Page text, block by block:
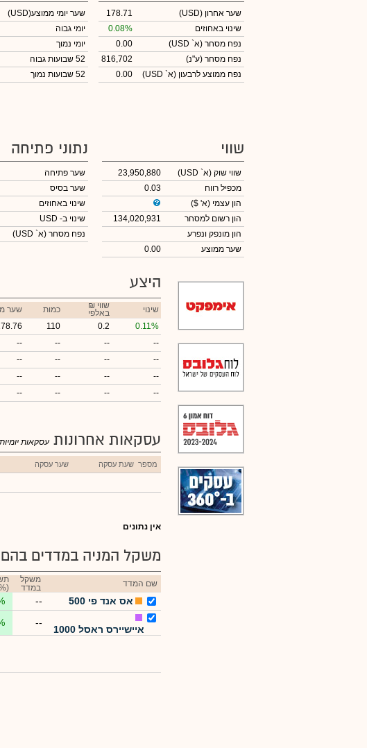
שער אחרון (USD)
178.71
שינוי באחוזים
0.08%
נפח מסחר (א` USD)
0.00
נפח מסחר (ע"נ)
816,702
נפח ממוצע לרבעון (א` USD)
0.00
שער יומי ממוצע(USD)
יומי גבוה
יומי נמוך
52 שבועות גבוה
52 שבועות נמוך
שווי
שווי שוק (א` USD)
23,950,880
מכפיל רווח
0.03
הון עצמי (א' $)
הון רשום למסחר
134,020,931
הון מונפק ונפרע
שער ממוצע
0.00
נתוני פתיחה
שער פתיחה
שער בסיס
שינוי באחוזים
שינוי ב- USD
נפח מסחר (א` USD)
היצע
שינוי ₪ שווי
באלפי כמות
שער
0.11%
0.2
110
--
--
--
--
--
--
--
--
--
--
--
--
--
--
--
--
עסקאות אחרונות עסקאות
מספר שעת עסקה שער עסקה
אין נתונים
משקל המניה במדדים
שם המדד
משקל
במדד
אס אנד פי 500 --
איישיירס ראסל 1000
--